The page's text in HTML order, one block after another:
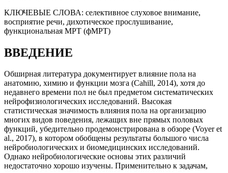
КЛЮЧЕВЫЕ СЛОВА: селективное слуховое внимание,
восприятие речи, дихотическое прослушивание,
функциональная МРТ (фМРТ)
ВВЕДЕНИЕ
Обширная литература документирует влияние пола на
анатомию, химию и функции мозга (Cahill, 2014), хотя до
недавнего времени пол не был предметом систематических
нейрофизиологических исследований. Высокая
статистическая значимость влияния пола на организацию
многих видов поведения, лежащих вне прямых половых
функций, убедительно продемонстрирована в обзоре (Voyer et
al., 2017), в котором обобщены результаты большого числа
нейробиологических и биомедицинских исследований.
Однако нейробиологические основы этих различий
недостаточно хорошо изучены. Применительно к задачам,